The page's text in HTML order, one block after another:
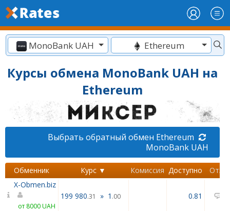
MonoBank UAH Ethereum
Курсы обмена MonoBank UAH на
Ethereum
Выбрать обратный обмен Ethereum
MonoBank UAH
Обменник Курс ▼ Комиссия Доступно
X-Obmen.biz
от 8000 UAH
199 980.31 » 1 .00 0.81